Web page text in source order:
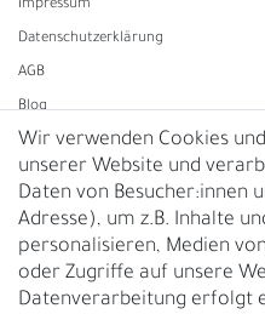
Impressum
Daten­schutz­erklärung
AGB
Blog
Vertrag widerrufen
UNTERNEHMEN
Nachhaltigkeit
Kontakt
Wir verwenden Cookies
unserer Website und
Daten von Besucher:innen
Adresse), um z.B. Inhalte
personalisieren, Medien
oder Zugriffe auf unsere
Datenverarbeitung erfolgt